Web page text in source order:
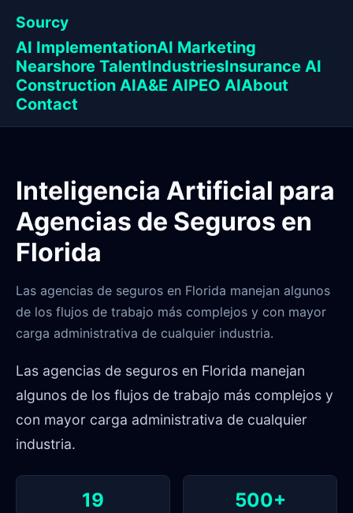
Sourcy
AI ImplementationAI Marketing
Nearshore TalentIndustriesInsurance AI
Construction AIA&E AIPEO AIAbout
Contact
Inteligencia Artificial para
Agencias de Seguros en
Florida
Las agencias de seguros en Florida manejan algunos
de los flujos de trabajo más complejos y con mayor
carga administrativa de cualquier industria.
Las agencias de seguros en Florida manejan
algunos de los flujos de trabajo más complejos y
con mayor carga administrativa de cualquier
industria.
19 500+